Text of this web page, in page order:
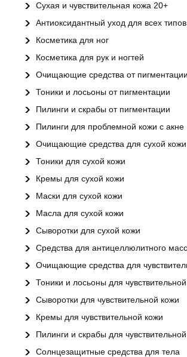
Сухая и чувствительная кожа 20+
Антиоксидантный уход для всех
Косметика для ног
Косметика для рук и ногтей
Очищающие средства от пигментации
Тоники и лосьоны от пигментации
Пилинги и скрабы от пигментации
Пилинги для проблемной кожи с акне
Очищающие средства для сухой кожи
Тоники для сухой кожи
Кремы для сухой кожи
Маски для сухой кожи
Масла для сухой кожи
Сыворотки для сухой кожи
Средства для антицеллюлитного
Очищающие средства для
Тоники и лосьоны для
Сыворотки для чувствительной кожи
Кремы для чувствительной кожи
Пилинги и скрабы для
Солнцезащитные средства для тела